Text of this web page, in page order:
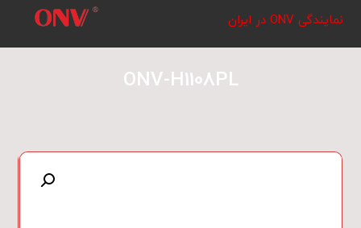
نمایندگی ONV در ایران
ONV-H1108PL